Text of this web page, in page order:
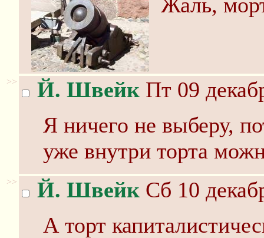
>> Й. Швейк Пт 09
Я ничего не выберу,
уже внутри торта
>> Й. Швейк Сб 10
А торт